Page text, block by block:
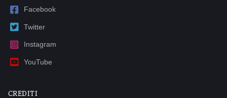
Facebook
Twitter
Instagram
YouTube
CREDITI